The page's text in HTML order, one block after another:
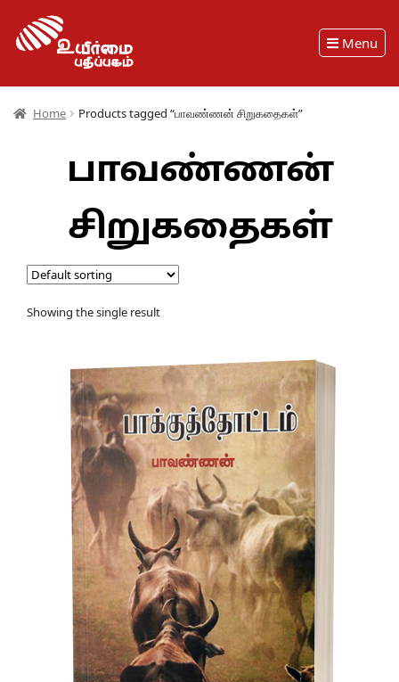
Menu
Home Products tagged “பாவண்ணன் சிறுகதைகள்”
பாவண்ணன்
சிறுகதைகள்
Showing the single result